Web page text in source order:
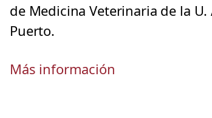
de Medicina Veterinaria de la
Puerto.
Más información